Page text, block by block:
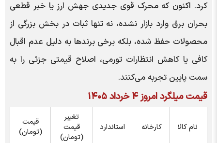
کرد. اکنون که محرک قوی جدیدی جهش ارز یا خبر قطعی
بحران برق وارد بازار نشده، نه تنها ثبات در بخش بزرگی از
محصولات حفظ شده، بلکه برخی برندها به دلیل عدم اقبال
کافی یا کاهش انتظارات تورمی، اصلاح قیمتی جزئی را به
سمت پایین تجربه می‌کنند.
قیمت میلگرد امروز ۴ خرداد ۱۴۰۵
نام کالا کارخانه استاندارد
تغییر
قیمت
(تومان)
قیمت
(تومان)